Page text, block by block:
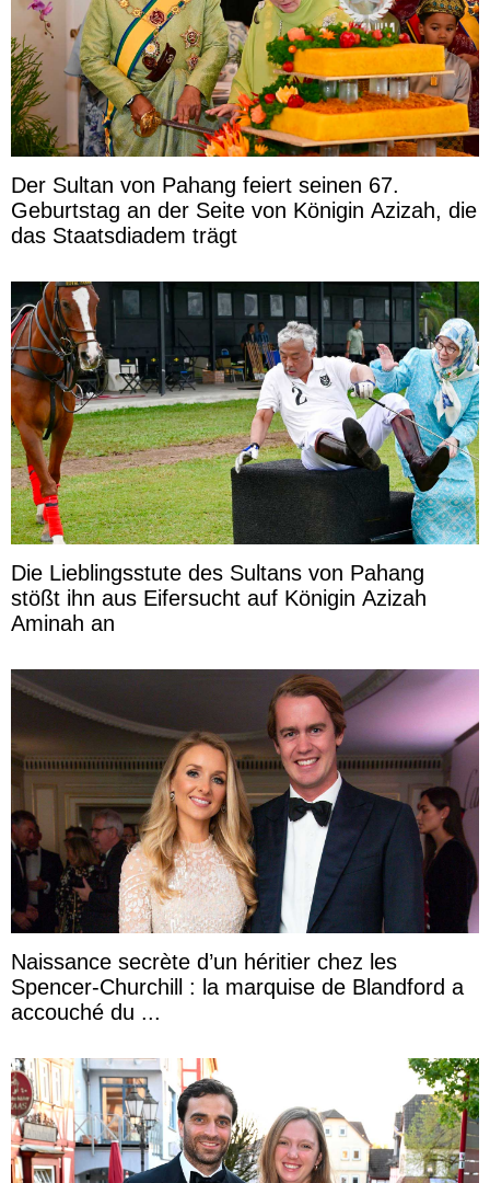
Der Sultan von Pahang feiert seinen 67.
Geburtstag an der Seite von Königin Azizah, die
das Staatsdiadem trägt
Die Lieblingsstute des Sultans von Pahang
stößt ihn aus Eifersucht auf Königin Azizah
Aminah an
Naissance secrète d’un héritier chez les
Spencer-Churchill : la marquise de Blandford a
accouché du ...